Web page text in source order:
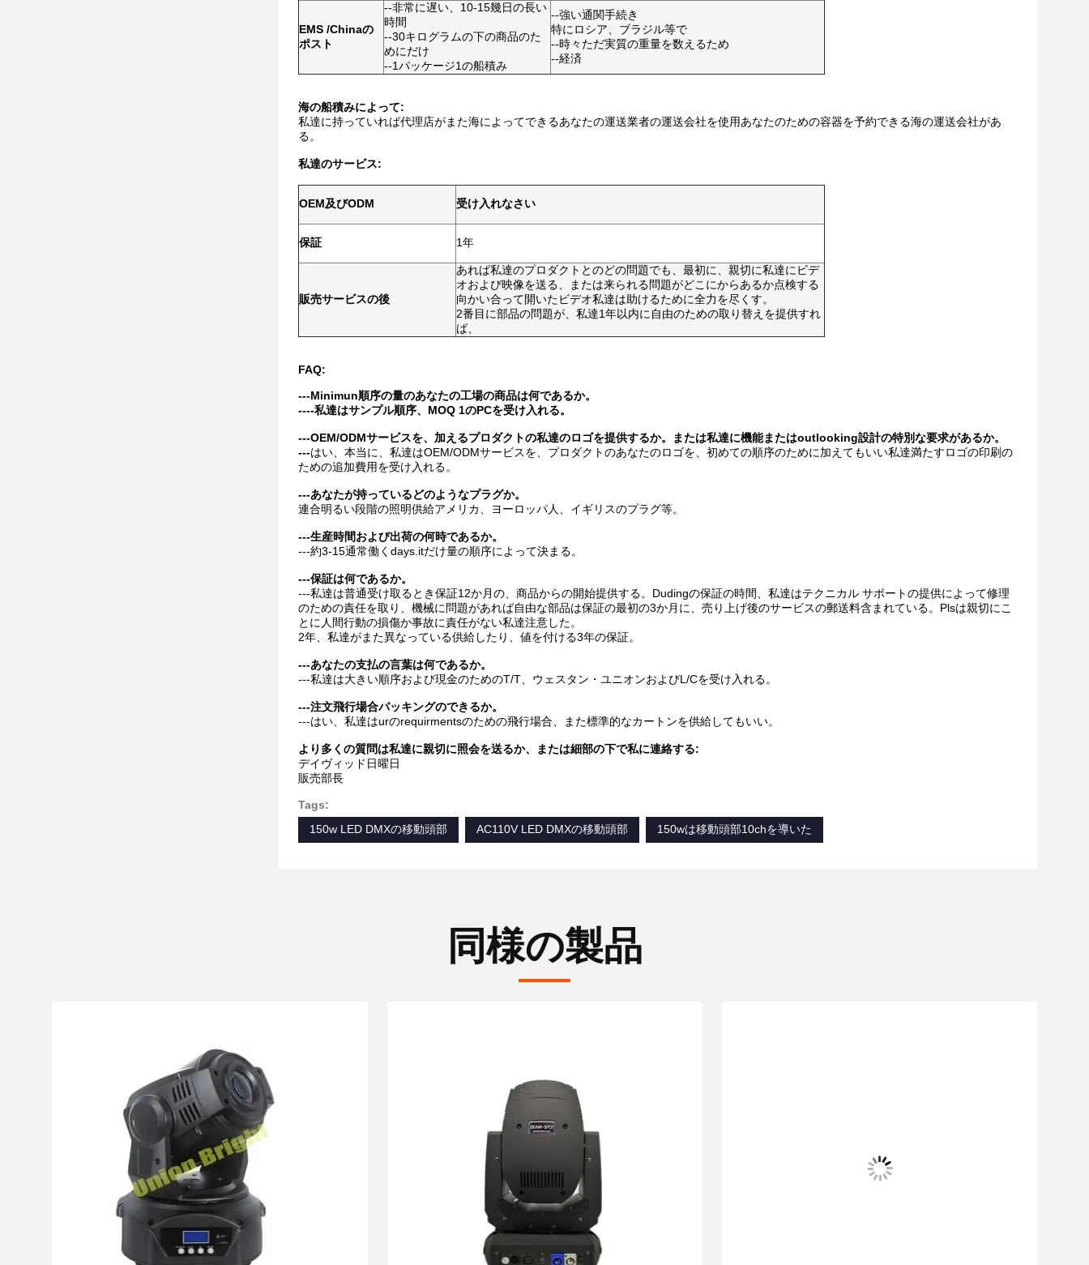
EMS /Chinaの
ポスト
--非常に遅い、10-15幾日の長い
時間
--30キログラムの下の商品のた
めにだけ
--1パッケージ1の船積み
--強い通関手続き
特にロシア、ブラジル等で
--時々ただ実質の重量を数えるため
--経済
海の船積みによって:
私達に持っていれば代理店がまた海によってできるあなたの運送業者の運送会社を使用あなたのための容器を予約できる海の運送会社があ
る。
私達のサービス:
OEM及びODM 受け入れなさい
保証 1年
販売サービスの後
あれば私達のプロダクトとのどの問題でも、最初に、親切に私達にビデ
オおよび映像を送る、または来られる問題がどこにからあるか点検する
向かい合って開いたビデオ私達は助けるために全力を尽くす。
2番目に部品の問題が、私達1年以内に自由のための取り替えを提供すれ
ば、
FAQ:
---Minimun順序の量のあなたの工場の商品は何であるか。
----私達はサンプル順序、MOQ 1のPCを受け入れる。
---OEM/ODMサービスを、加えるプロダクトの私達のロゴを提供するか。または私達に機能またはoutlooking設計の特別な要求があるか。
---はい、本当に、私達はOEM/ODMサービスを、プロダクトのあなたのロゴを、初めての順序のために加えてもいい私達満たすロゴの印刷の
ための追加費用を受け入れる。
---あなたが持っているどのようなプラグか。
連合明るい段階の照明供給アメリカ、ヨーロッパ人、イギリスのプラグ等。
---生産時間および出荷の何時であるか。
---約3-15通常働くdays.itだけ量の順序によって決まる。
---保証は何であるか。
---私達は普通受け取るとき保証12か月の、商品からの開始提供する。Dudingの保証の時間、私達はテクニカル サポートの提供によって修理
のための責任を取り、機械に問題があれば自由な部品は保証の最初の3か月に、売り上げ後のサービスの郵送料含まれている。Plsは親切にこ
とに人間行動の損傷か事故に責任がない私達注意した。
2年、私達がまた異なっている供給したり、値を付ける3年の保証。
---あなたの支払の言葉は何であるか。
---私達は大きい順序および現金のためのT/T、ウェスタン・ユニオンおよびL/Cを受け入れる。
---注文飛行場合パッキングのできるか。
---はい、私達はurのrequirmentsのための飛行場合、また標準的なカートンを供給してもいい。
より多くの質問は私達に親切に照会を送るか、または細部の下で私に連絡する:
デイヴィッド日曜日
販売部長
Tags:
150w LED DMXの移動頭部
AC110V LED DMXの移動頭部 150wは移動頭部10chを導いた
同様の製品